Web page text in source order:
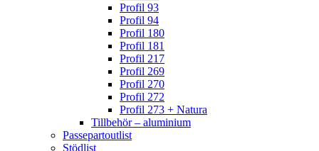
Profil 93
Profil 94
Profil 180
Profil 181
Profil 217
Profil 269
Profil 270
Profil 272
Profil 273 + Natura
Tillbehör – aluminium
Passepartoutlist
Stödlist